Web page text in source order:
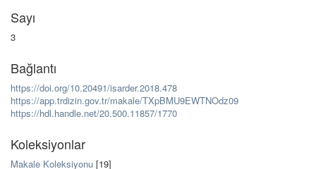
Sayı
3
Bağlantı
https://doi.org/10.20491/isarder.2018.478
https://app.trdizin.gov.tr/makale/TXpBMU9EWTNOdz09
https://hdl.handle.net/20.500.11857/1770
Koleksiyonlar
Makale Koleksiyonu [19]